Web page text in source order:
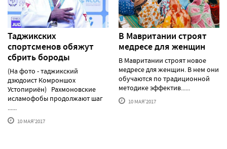
Таджикских
спортсменов обяжут
сбрить бороды
(На фото - таджикский
дзюдоист Комроншох
Устопириён) Рахмоновские
исламофобы продолжают шаг
......
10 МАЯ'2017
В Мавритании строят
медресе для женщин
В Мавритании строят новое
медресе для женщин. В нем они
обучаются по традиционной
методике эффектив......
10 МАЯ'2017